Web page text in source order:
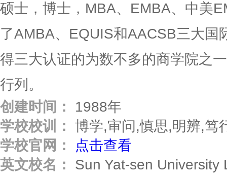
硕士，博士，MBA、EMBA、中美
了AMBA、EQUIS和AACSB三大国
得三大认证的为数不多的商学院之
行列。
创建时间：
1988年
学校校训：
博学,审问,慎思,明辨,笃
学校官网：
点击查看
英文校名：
Sun Yat-sen University